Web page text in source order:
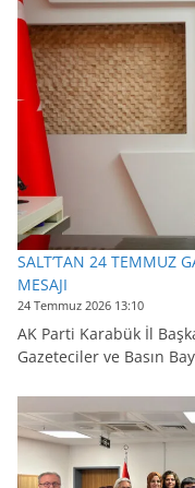
SALT’TAN 24 TEMMUZ
MESAJI
24 Temmuz 2026 13:10
AK Parti Karabük İl
Gazeteciler ve Basın